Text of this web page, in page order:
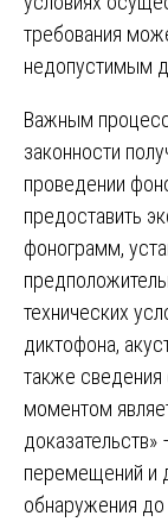
требования
недопустимым
Важным
законности
проведении
предоставить
фонограмм,
технических
диктофона,
также
моментом
перемещений и
обнаружения